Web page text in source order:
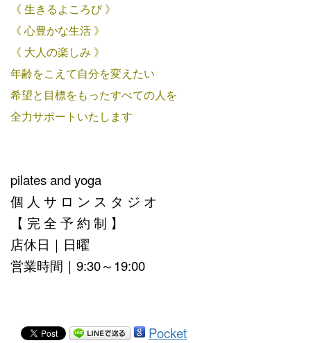
《 生きるよころび 》
《 心豊かな生活 》
《 大人の楽しみ 》
年齢をこえて自分を変えたい
希望と目標をもったすべての人を
全力サポートいたします
pilates and yoga
個 人 サ ロ ン ス タ ジ オ
【 完 全 予 約 制 】
店休日｜日曜
営業時間｜9:30～19:00
Pocket